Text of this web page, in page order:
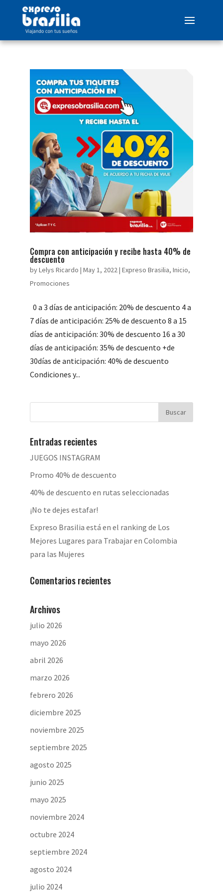
Compra con anticipación y recibe hasta 40% de
descuento
byLelys Ricardo | May 1, 2022| Expreso Brasilia, Inicio,
Promociones
0 a 3 días de anticipación: 20% de descuento 4 a
7 días de anticipación: 25% de descuento 8 a 15
días de anticipación: 30% de descuento 16 a 30
días de anticipación: 35% de descuento +de
30días de anticipación: 40% de descuento
Condiciones y...
Entradas recientes
JUEGOS INSTAGRAM
Promo 40% de descuento
40% de descuento en rutas seleccionadas
¡No te dejes estafar!
Expreso Brasilia está en el ranking de Los
Mejores Lugares para Trabajar en Colombia
para las Mujeres
Comentarios recientes
Archivos
julio 2026
mayo 2026
abril 2026
marzo 2026
febrero 2026
diciembre 2025
noviembre 2025
septiembre 2025
agosto 2025
junio 2025
mayo 2025
noviembre 2024
octubre 2024
septiembre 2024
agosto 2024
julio 2024